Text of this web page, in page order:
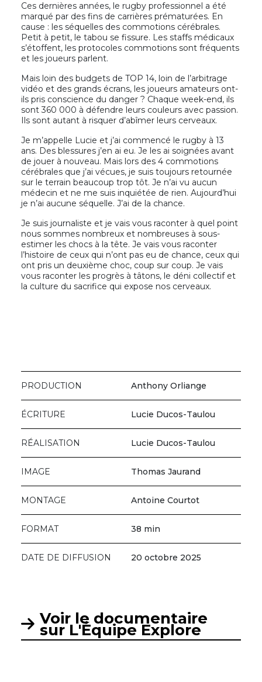
Ces dernières années, le rugby professionnel a été
marqué par des fins de carrières prématurées. En
cause : les séquelles des commotions cérébrales.
Petit à petit, le tabou se fissure. Les staffs médicaux
s’étoffent, les protocoles commotions sont fréquents
et les joueurs parlent.
Mais loin des budgets de TOP 14, loin de l’arbitrage
vidéo et des grands écrans, les joueurs amateurs ont-
ils pris conscience du danger ? Chaque week-end, ils
sont 360 000 à défendre leurs couleurs avec passion.
Ils sont autant à risquer d’abîmer leurs cerveaux.
Je m’appelle Lucie et j’ai commencé le rugby à 13
ans. Des blessures j’en ai eu. Je les ai soignées avant
de jouer à nouveau. Mais lors des 4 commotions
cérébrales que j’ai vécues, je suis toujours retournée
sur le terrain beaucoup trop tôt. Je n’ai vu aucun
médecin et ne me suis inquiétée de rien. Aujourd’hui
je n’ai aucune séquelle. J’ai de la chance.
Je suis journaliste et je vais vous raconter à quel point
nous sommes nombreux et nombreuses à sous-
estimer les chocs à la tête. Je vais vous raconter
l’histoire de ceux qui n’ont pas eu de chance, ceux qui
ont pris un deuxième choc, coup sur coup. Je vais
vous raconter les progrès à tâtons, le déni collectif et
la culture du sacrifice qui expose nos cerveaux.
PRODUCTION Anthony Orliange
ÉCRITURE Lucie Ducos-Taulou
RÉALISATION Lucie Ducos-Taulou
IMAGE Thomas Jaurand
MONTAGE Antoine Courtot
FORMAT 38 min
DATE DE DIFFUSION 20 octobre 2025
Voir le documentaire
sur L'Équipe Explore